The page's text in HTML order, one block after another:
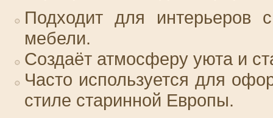
Подходит для интерьеров
мебели.
Создаёт атмосферу уюта и
Часто используется для
стиле старинной Европы.